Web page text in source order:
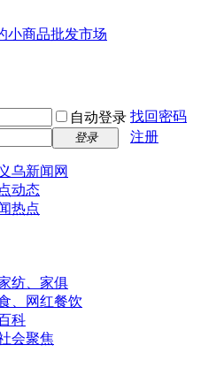
小商品批发市场
自动登录 找回密码
登录 注册
乌新闻网
动态
热点
纺、家俱
、网红餐饮
科
会聚焦